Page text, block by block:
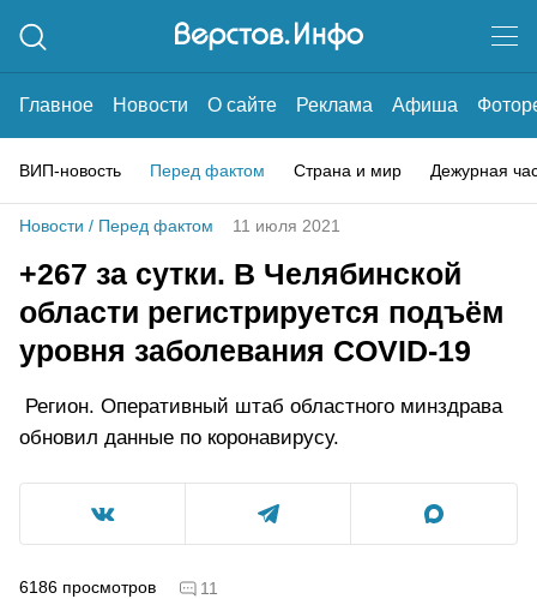
Главное Новости О сайте Реклама Афиша
ВИП-новость Перед фактом Страна и мир Дежурная
Новости / Перед фактом 11 июля 2021
+267 за сутки. В Челябинской
области регистрируется подъём
уровня заболевания COVID-19
Регион. Оперативный штаб областного минздрава
обновил данные по коронавирусу.
6186 просмотров 11